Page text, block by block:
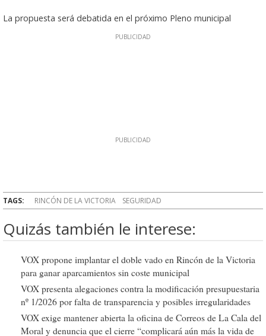
La propuesta será debatida en el próximo Pleno municipal
TAGS: RINCÓN DE LA VICTORIA SEGURIDAD
Quizás también le interese:
VOX propone implantar el doble vado en Rincón de la Victoria
para ganar aparcamientos sin coste municipal
VOX presenta alegaciones contra la modificación presupuestaria
nº 1/2026 por falta de transparencia y posibles irregularidades
VOX exige mantener abierta la oficina de Correos de La Cala del
Moral y denuncia que el cierre “complicará aún más la vida de